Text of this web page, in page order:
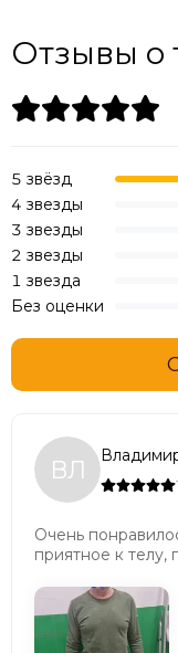
Отзывы о
ВЛ
Очень
приятное к телу,
5 звёзд
4 звезды
3 звезды
2 звезды
1 звезда
Без оценки